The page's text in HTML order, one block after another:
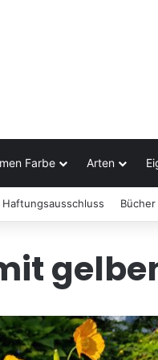
Farbe Arten
Haftungsausschluss